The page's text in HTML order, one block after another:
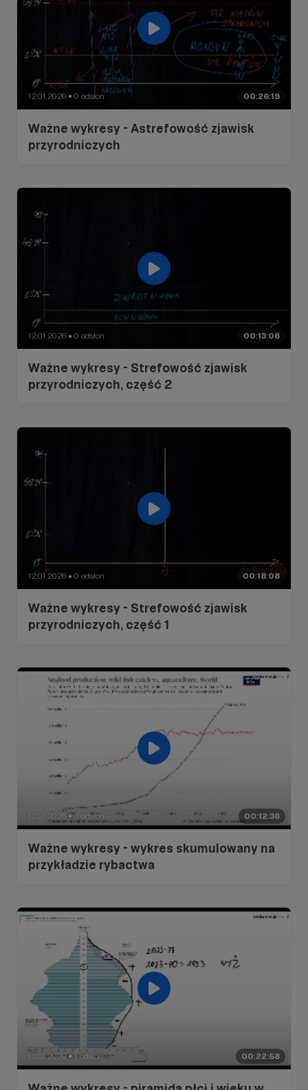
00:26:19
12.01.2026 ● 0 odsłon
Ważne wykresy - Astrefowość zjawisk
przyrodniczych
00:13:06
12.01.2026 ● 0 odsłon
Ważne wykresy - Strefowość zjawisk
przyrodniczych, część 2
00:18:08
12.01.2026 ● 0 odsłon
Ważne wykresy - Strefowość zjawisk
przyrodniczych, część 1
00:12:36
12.01.2026 ● 0 odsłon
Ważne wykresy - wykres skumulowany na
przykładzie rybactwa
00:22:58
12.01.2026 ● 1 odsłon